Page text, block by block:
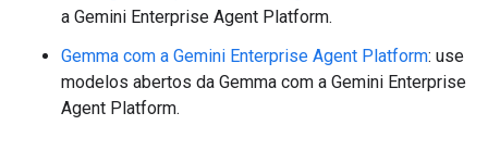
a Gemini Enterprise Agent Platform.
Gemma com a Gemini Enterprise Agent Platform: use
modelos abertos da Gemma com a Gemini Enterprise
Agent Platform.